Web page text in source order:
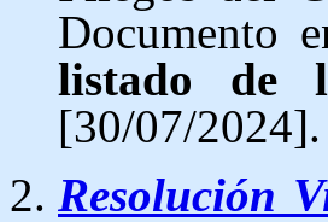
Documento
listado de
[30/07/2024].
Resolución